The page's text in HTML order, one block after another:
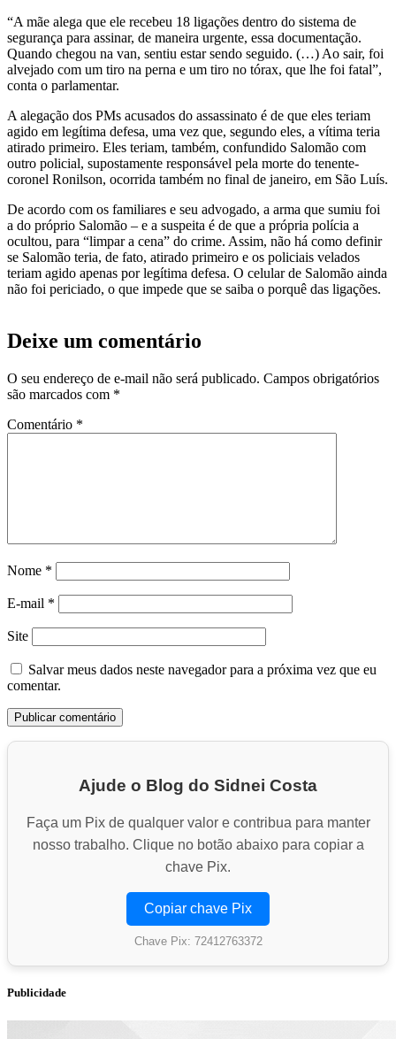
“A mãe alega que ele recebeu 18 ligações dentro do sistema de
segurança para assinar, de maneira urgente, essa documentação.
Quando chegou na van, sentiu estar sendo seguido. (…) Ao sair, foi
alvejado com um tiro na perna e um tiro no tórax, que lhe foi fatal”,
conta o parlamentar.
A alegação dos PMs acusados do assassinato é de que eles teriam
agido em legítima defesa, uma vez que, segundo eles, a vítima teria
atirado primeiro. Eles teriam, também, confundido Salomão com
outro policial, supostamente responsável pela morte do tenente-
coronel Ronilson, ocorrida também no final de janeiro, em São Luís.
De acordo com os familiares e seu advogado, a arma que sumiu foi
a do próprio Salomão – e a suspeita é de que a própria polícia a
ocultou, para “limpar a cena” do crime. Assim, não há como definir
se Salomão teria, de fato, atirado primeiro e os policiais velados
teriam agido apenas por legítima defesa. O celular de Salomão ainda
não foi periciado, o que impede que se saiba o porquê das ligações.
Deixe um comentário
O seu endereço de e-mail não será publicado. Campos obrigatórios
são marcados com *
Comentário *
Nome *
E-mail *
Site
Salvar meus dados neste navegador para a próxima vez que eu
comentar.
Ajude o Blog do Sidnei Costa
Faça um Pix de qualquer valor e contribua para manter
nosso trabalho. Clique no botão abaixo para copiar a
chave Pix.
Copiar chave Pix
Chave Pix: 72412763372
Publicidade